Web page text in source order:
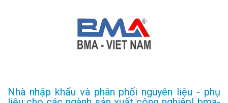
Nhà nhập khẩu và phân phối nguyên liệu - phụ